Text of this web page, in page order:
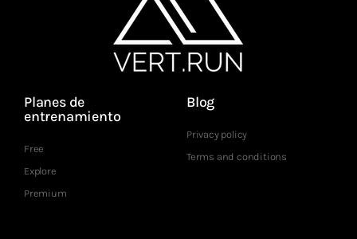
Planes de
entrenamiento
Free
Explore
Premium
Blog
Privacy policy
Terms and conditions